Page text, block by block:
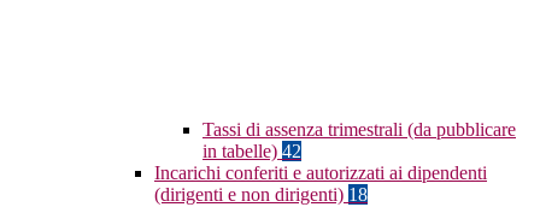
Tassi di assenza trimestrali (da pubblicare
in tabelle) 42
Incarichi conferiti e autorizzati ai dipendenti
(dirigenti e non dirigenti) 18